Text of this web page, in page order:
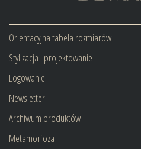
Orientacyjna tabela rozmiarów
Stylizacja i projektowanie
Logowanie
Newsletter
Archiwum produktów
Metamorfoza